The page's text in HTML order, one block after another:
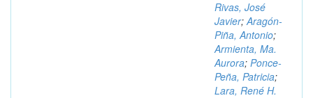
Rivas, José
Javier;Aragón-
Piña, Antonio;
Armienta, Ma.
Aurora; Ponce-
Peña, Patricia;
Lara, René H.